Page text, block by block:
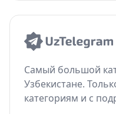
Самый большой
Узбекистане.
категориям и с